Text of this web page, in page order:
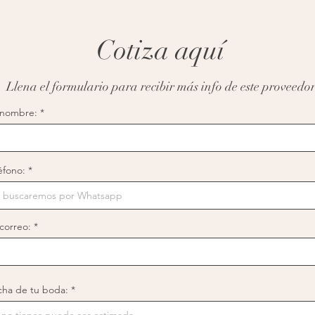
Cotiza aquí
Llena el formulario para recibir más info de este proveedor
de tu boda: *r
e